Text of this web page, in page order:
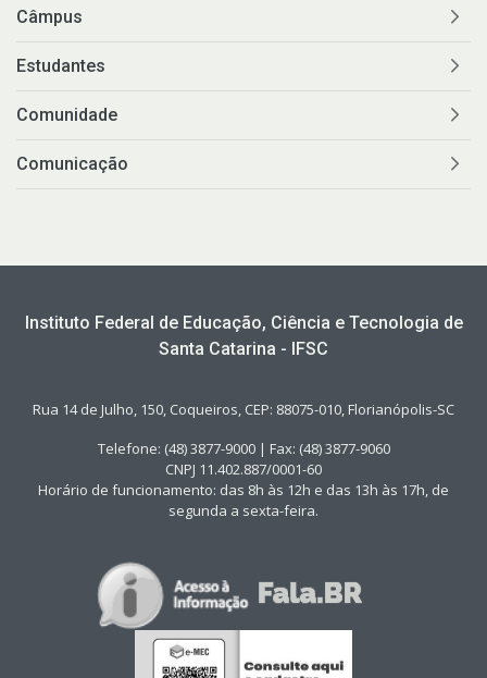
Câmpus
Estudantes
Comunidade
Comunicação
Instituto Federal de Educação, Ciência e Tecnologia de
Santa Catarina - IFSC
Rua 14 de Julho, 150, Coqueiros, CEP: 88075-010, Florianópolis-SC
Telefone: (48) 3877-9000 | Fax: (48) 3877-9060
CNPJ 11.402.887/0001-60
Horário de funcionamento: das 8h às 12h e das 13h às 17h, de
segunda a sexta-feira.